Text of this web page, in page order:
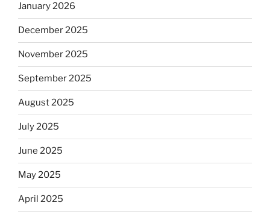
January 2026
December 2025
November 2025
September 2025
August 2025
July 2025
June 2025
May 2025
April 2025